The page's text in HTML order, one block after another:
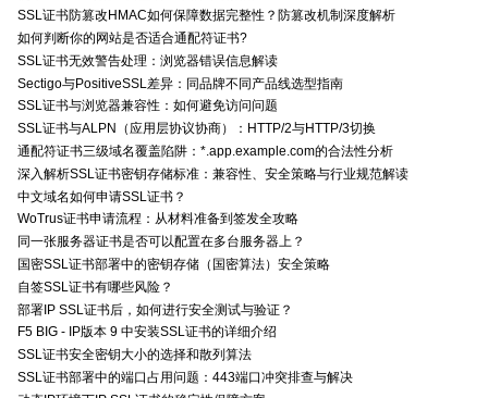
SSL证书防篡改HMAC如何保障数据完整性？防篡改机制深度解析
如何判断你的网站是否适合通配符证书?
SSL证书无效警告处理：浏览器错误信息解读
Sectigo与PositiveSSL差异：同品牌不同产品线选型指南
SSL证书与浏览器兼容性：如何避免访问问题
SSL证书与ALPN（应用层协议协商）：HTTP/2与HTTP/3切换
通配符证书三级域名覆盖陷阱：*.app.example.com的合法性分析
深入解析SSL证书密钥存储标准：兼容性、安全策略与行业规范解读
中文域名如何申请SSL证书？
WoTrus证书申请流程：从材料准备到签发全攻略
同一张服务器证书是否可以配置在多台服务器上？
国密SSL证书部署中的密钥存储（国密算法）安全策略
自签SSL证书有哪些风险？
部署IP SSL证书后，如何进行安全测试与验证？
F5 BIG - IP版本 9 中安装SSL证书的详细介绍
SSL证书安全密钥大小的选择和散列算法
SSL证书部署中的端口占用问题：443端口冲突排查与解决